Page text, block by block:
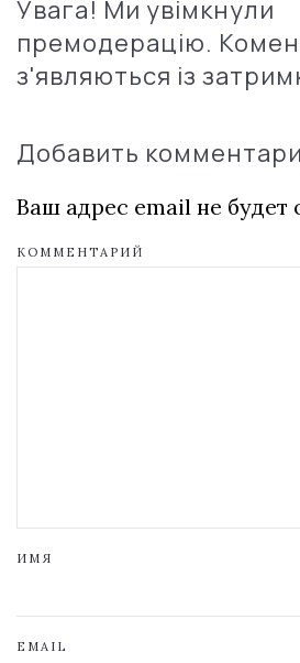
Увага! Ми увімкнули
премодерацію.
з'являються із
Добавить
Ваш адрес email не будет
КОММЕНТАРИЙ
ИМЯ
EMAIL